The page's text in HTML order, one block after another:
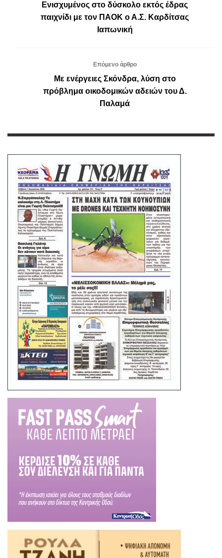
Ενισχυμένος στο δύσκολο εκτός έδρας
παιχνίδι με τον ΠΑΟΚ ο Α.Σ. Καρδίτσας
Ιαπωνική
Επόμενο άρθρο
Με ενέργειες Σκόνδρα, λύση στο
πρόβλημα οικοδομικών αδειών του Δ.
Παλαμά